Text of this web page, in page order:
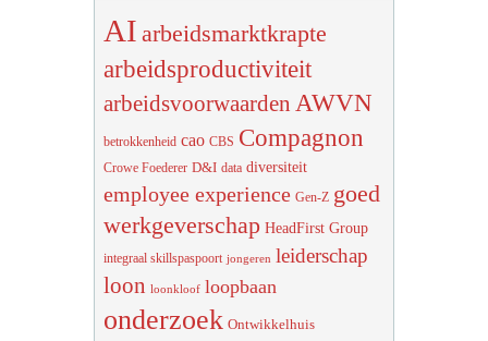
AI arbeidsmarktkrapte
arbeidsproductiviteit
arbeidsvoorwaarden AWVN
betrokkenheid cao CBS Compagnon
Crowe Foederer D&I data diversiteit
employee experience Gen-Z goed
werkgeverschap HeadFirst Group
integraal skillspaspoort jongeren leiderschap
loon loonkloof loopbaan
onderzoek Ontwikkelhuis